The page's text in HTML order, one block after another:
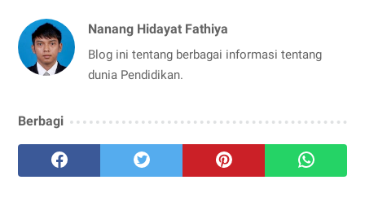
Nanang Hidayat Fathiya
Blog ini tentang berbagai informasi tentang
dunia Pendidikan.
Berbagi